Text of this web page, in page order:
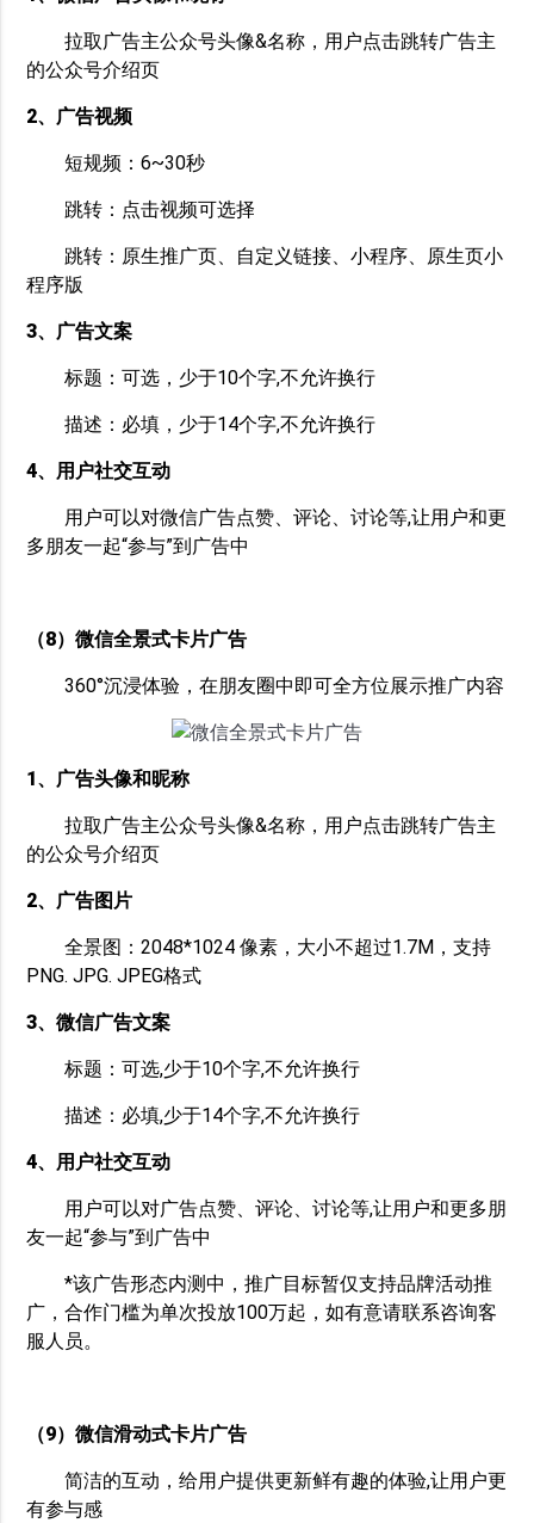
拉取广告主公众号头像&名称，用户点击跳转广告主
的公众号介绍页
2、广告视频
短规频：6~30秒
跳转：点击视频可选择
跳转：原生推广页、自定义链接、小程序、原生页小
程序版
3、广告文案
标题：可选，少于10个字,不允许换行
描述：必填，少于14个字,不允许换行
4、用户社交互动
用户可以对微信广告点赞、评论、讨论等,让用户和更
多朋友一起“参与”到广告中
（8）微信全景式卡片广告
360°沉浸体验，在朋友圈中即可全方位展示推广内容
1、广告头像和昵称
拉取广告主公众号头像&名称，用户点击跳转广告主
的公众号介绍页
2、广告图片
全景图：2048*1024 像素，大小不超过1.7M，支持
PNG. JPG. JPEG格式
3、微信广告文案
标题：可选,少于10个字,不允许换行
描述：必填,少于14个字,不允许换行
4、用户社交互动
用户可以对广告点赞、评论、讨论等,让用户和更多朋
友一起“参与”到广告中
*该广告形态内测中，推广目标暂仅支持品牌活动推
广，合作门槛为单次投放100万起，如有意请联系咨询客
服人员。
（9）微信滑动式卡片广告
简洁的互动，给用户提供更新鲜有趣的体验,让用户更
有参与感